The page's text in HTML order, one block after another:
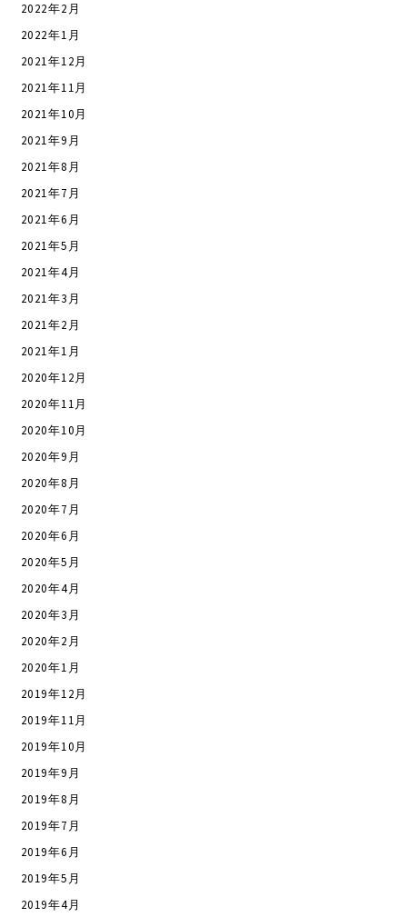
2022年2月
2022年1月
2021年12月
2021年11月
2021年10月
2021年9月
2021年8月
2021年7月
2021年6月
2021年5月
2021年4月
2021年3月
2021年2月
2021年1月
2020年12月
2020年11月
2020年10月
2020年9月
2020年8月
2020年7月
2020年6月
2020年5月
2020年4月
2020年3月
2020年2月
2020年1月
2019年12月
2019年11月
2019年10月
2019年9月
2019年8月
2019年7月
2019年6月
2019年5月
2019年4月